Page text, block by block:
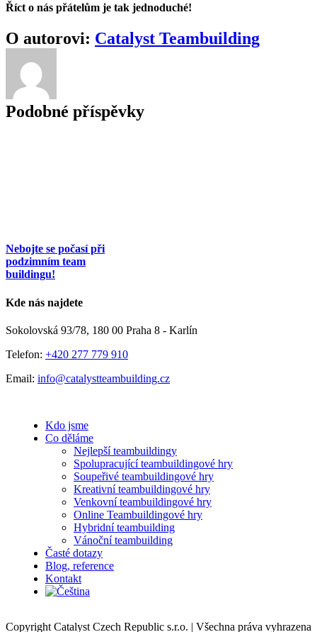
Říct o nás přátelům je tak jednoduché!
Facebook
E-
mail
O autorovi: Catalyst Teambuilding
Podobné příspěvky
Nebojte se počasí při
podzimním team
buildingu!
Kde nás najdete
Sokolovská 93/78, 180 00 Praha 8 - Karlín
Telefon: +420 277 779 910
Email: info@catalystteambuilding.cz
Kdo jsme
Co děláme
Nejlepší teambuildingy
Spolupracující teambuildingové hry
Soupeřivé teambuildingové hry
Kreativní teambuildingové hry
Venkovní teambuildingové hry
Online Teambuildingové hry
Hybridní teambuilding
Vánoční teambuilding
Časté dotazy
Blog, reference
Kontakt
Copyright Catalyst Czech Republic s.r.o. | Všechna práva vyhrazena